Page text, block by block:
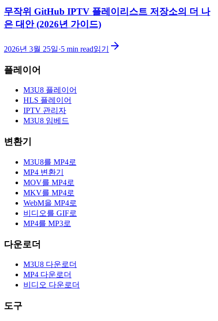
무작위 GitHub IPTV 플레이리스트 저장소의 더 나
은 대안 (2026년 가이드)
2026년 3월 25일·5 min read읽기
플레이어
M3U8 플레이어
HLS 플레이어
IPTV 관리자
M3U8 임베드
변환기
M3U8를 MP4로
MP4 변환기
MOV를 MP4로
MKV를 MP4로
WebM을 MP4로
비디오를 GIF로
MP4를 MP3로
다운로더
M3U8 다운로더
MP4 다운로더
비디오 다운로더
도구